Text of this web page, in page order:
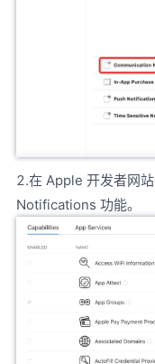
2.在 Apple 开发者网
Notifications 功能。